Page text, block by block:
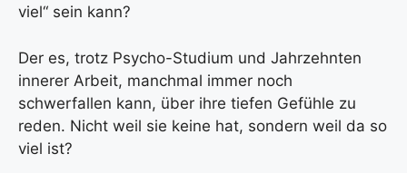
viel“ sein kann?
Der es, trotz Psycho-Studium und Jahrzehnten
innerer Arbeit, manchmal immer noch
schwerfallen kann, über ihre tiefen Gefühle zu
reden. Nicht weil sie keine hat, sondern weil da so
viel ist?